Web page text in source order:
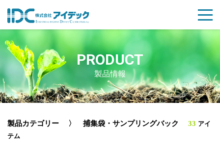
PRODUCT
製品情報
製品カテゴリー 〉 捕集袋・サンプリングバック 33 アイ
テム